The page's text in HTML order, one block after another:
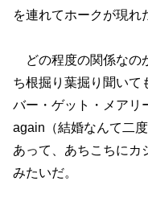
を連れてホークが現れ
どの程度の関係なの
ち根掘り葉掘り聞いて
バー・ゲット・メアリ
again（結婚なんて二
あって、あちこちにカ
みたいだ。